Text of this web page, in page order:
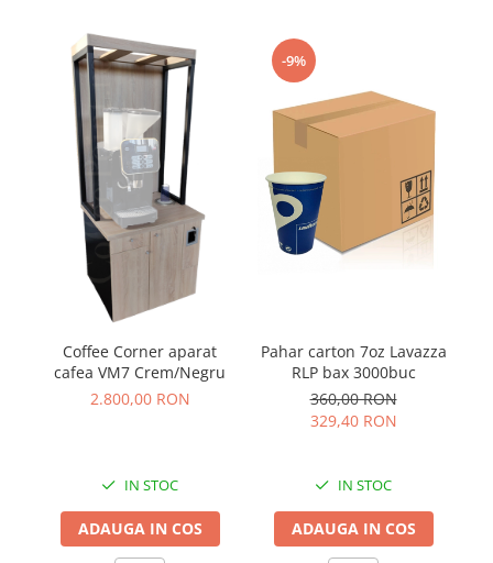
Coffee Corner aparat
cafea VM7 Crem/Negru
2.800,00 RON
IN STOC
ADAUGA IN COS
-9%
Pahar carton 7oz Lavazza
RLP bax 3000buc
360,00 RON
329,40 RON
IN STOC
ADAUGA IN COS